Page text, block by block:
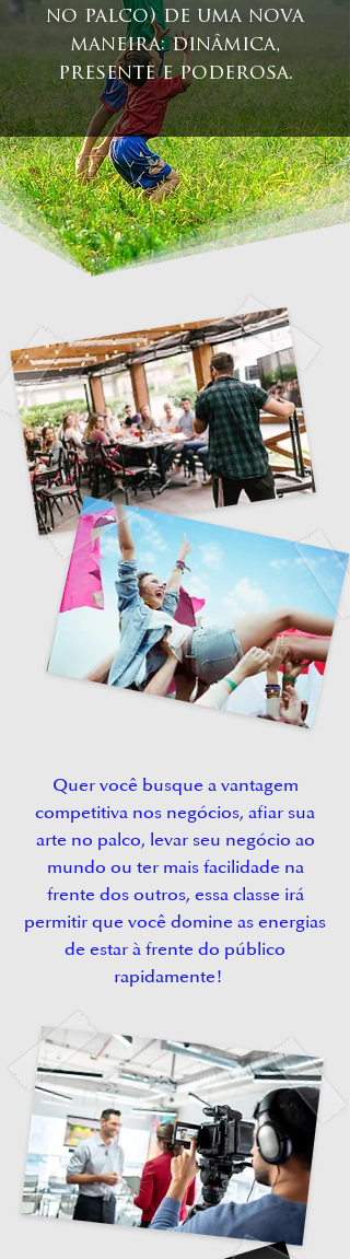
no palco) de uma nova
maneira: dinâmica,
presente e poderosa.
Quer você busque a vantagem
competitiva nos negócios, afiar sua
arte no palco, levar seu negócio ao
mundo ou ter mais facilidade na
frente dos outros, essa classe irá
permitir que você domine as energias
de estar à frente do público
rapidamente!